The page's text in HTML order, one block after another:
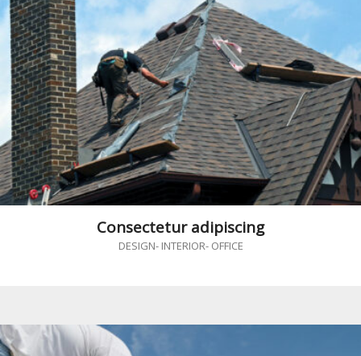
Consectetur adipiscing
DESIGN- INTERIOR- OFFICE